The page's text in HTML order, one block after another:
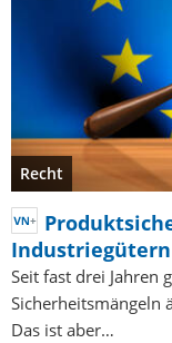
Recht
Seit fast drei Jahren
Sicherheitsmängeln
Das ist aber…